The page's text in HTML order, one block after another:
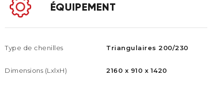
ÉQUIPEMENT
Type de chenilles
Dimensions (LxlxH)
Triangulaires 200/230
2160 x 910 x 1420